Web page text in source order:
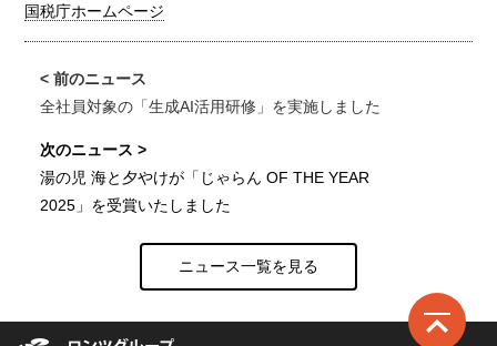
国税庁ホームページ
全社員対象の「生成AI活用研修」を実施しました
湯の児 海と夕やけが「じゃらん OF THE YEAR
2025」を受賞いたしました
ニュース一覧を見る